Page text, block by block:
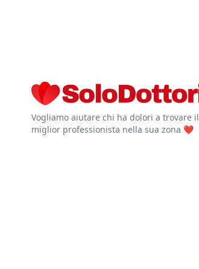
Vogliamo aiutare chi ha dolori a trovare il
miglior professionista nella sua zona ❤️